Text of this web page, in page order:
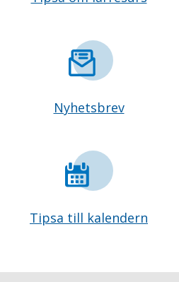
Nyhetsbrev
Tipsa till kalendern